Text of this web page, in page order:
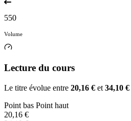
550
Volume
Lecture du cours
Le titre évolue entre 20,16 € et 34,10 €
Point bas Point haut
20,16 €